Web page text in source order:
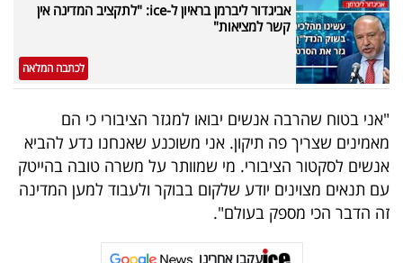
אביגדור ליברמן בראיון ל-ice: "לתקציב המדינה אין
קשר למציאות"
לכתבה המלאה
"אני בטוח שהרבה אנשים יבואו למגזר הציבורי כי הם
מאמינים שצריך פה תיקון. אני משוכנע שאנחנו נדע להביא
אנשים לסקטור הציבורי. מי שמוותר על משרה טובה בהייטק
עם תנאים מצוינים יודע שלקום בבוקר ולעבוד למען המדינה
זה הדבר הכי מספק בעולם".
עקבו אחרינו